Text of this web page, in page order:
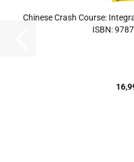
Chinese Crash Course:
ISBN: